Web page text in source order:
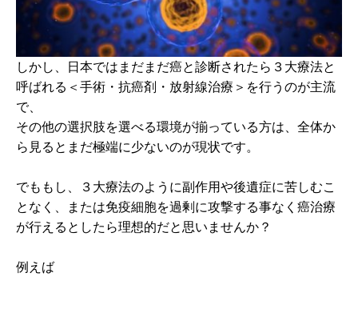
しかし、日本ではまだまだ癌と診断されたら３大療法と
呼ばれる＜手術・抗癌剤・放射線治療＞を行うのが主流
で、
その他の選択肢を選べる環境が揃っている方は、全体か
ら見るとまだ極端に少ないのが現状です。
でももし、３大療法のように副作用や後遺症に苦しむこ
となく、または免疫細胞を過剰に攻撃する事なく癌治療
が行えるとしたら理想的だと思いませんか？
例えば